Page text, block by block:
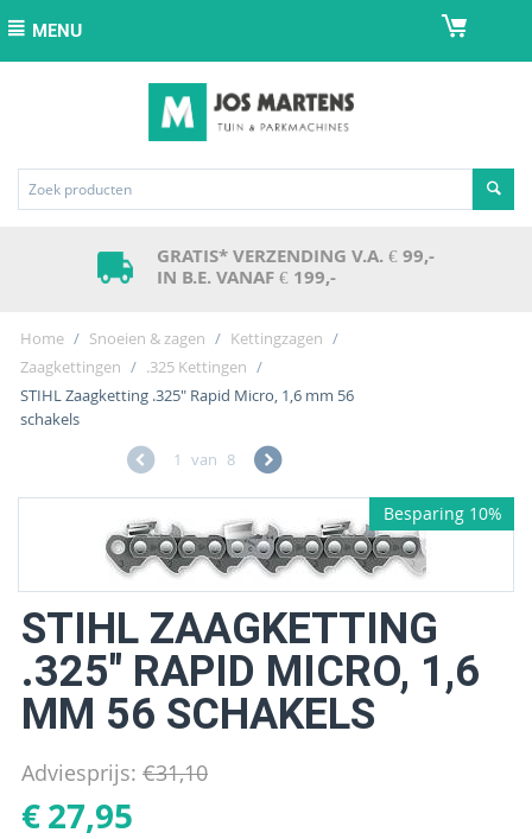
MENU
GRATIS* VERZENDING V.A. € 99,-
IN B.E. VANAF € 199,-
Home / Snoeien & zagen / Kettingzagen /
Zaagkettingen / .325 Kettingen /
STIHL Zaagketting .325" Rapid Micro, 1,6 mm 56
schakels
1 van 8
Besparing 10%
STIHL ZAAGKETTING
.325" RAPID MICRO, 1,6
MM 56 SCHAKELS
Adviesprijs: €31,10
€27,95